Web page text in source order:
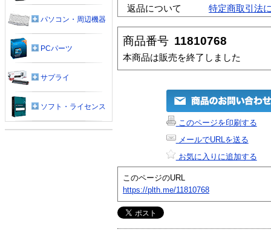
返品について
特定商取引法
商品番号 11810768
本商品は販売を終了しました
このページを印刷する
メールでURLを送る
お気に入りに追加する
このページのURL
https://plth.me/11810768
パソコン・周辺機器
PCパーツ
サプライ
ソフト・ライセンス